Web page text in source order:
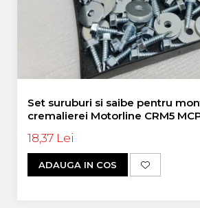
Set suruburi si saibe pentru
cremalierei Motorline CRM5
18,37 Lei
ADAUGA IN COS